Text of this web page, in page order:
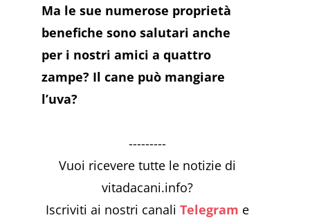
Ma le sue numerose proprietà
benefiche sono salutari anche
per i nostri amici a quattro
zampe? Il cane può mangiare
l’uva?
---------
Vuoi ricevere tutte le notizie di
vitadacani.info?
Iscriviti ai nostri canali Telegram e